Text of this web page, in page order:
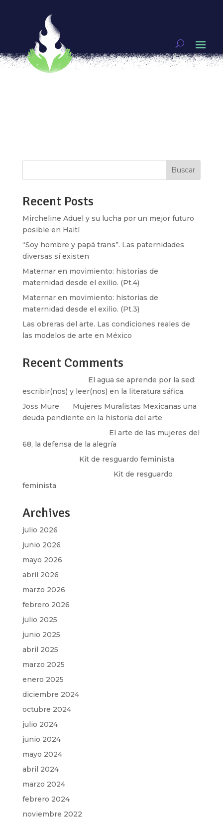
La diamantina no se borrará
porIxchel Aguirre Brillantinada
[vc_row type=»in_container»
full_screen_row_position=»middle»
Buscar
Recent Posts
Mircheline Aduel y su lucha por un mejor futuro
posible en Haití
“Soy hombre y papá trans”. Las paternidades
diversas sí existen
Maternar en movimiento: historias de
maternidad desde el exilio. (Pt.4)
Maternar en movimiento: historias de
maternidad desde el exilio. (Pt.3)
Las obreras del arte. Las condiciones reales de
las modelos de arte en México
Recent Comments
El agua se aprende por la sed:
escribir(nos) y leer(nos) en la literatura sáfica.
Joss Mure
Mujeres Muralistas Mexicanas una
deuda pendiente en la historia del arte
El arte de las mujeres del
68, la defensa de la alegría
Kit de resguardo feminista
Kit de resguardo
feminista
Archives
julio 2026
junio 2026
mayo 2026
abril 2026
marzo 2026
febrero 2026
julio 2025
junio 2025
abril 2025
marzo 2025
enero 2025
diciembre 2024
octubre 2024
julio 2024
junio 2024
mayo 2024
abril 2024
marzo 2024
febrero 2024
noviembre 2022